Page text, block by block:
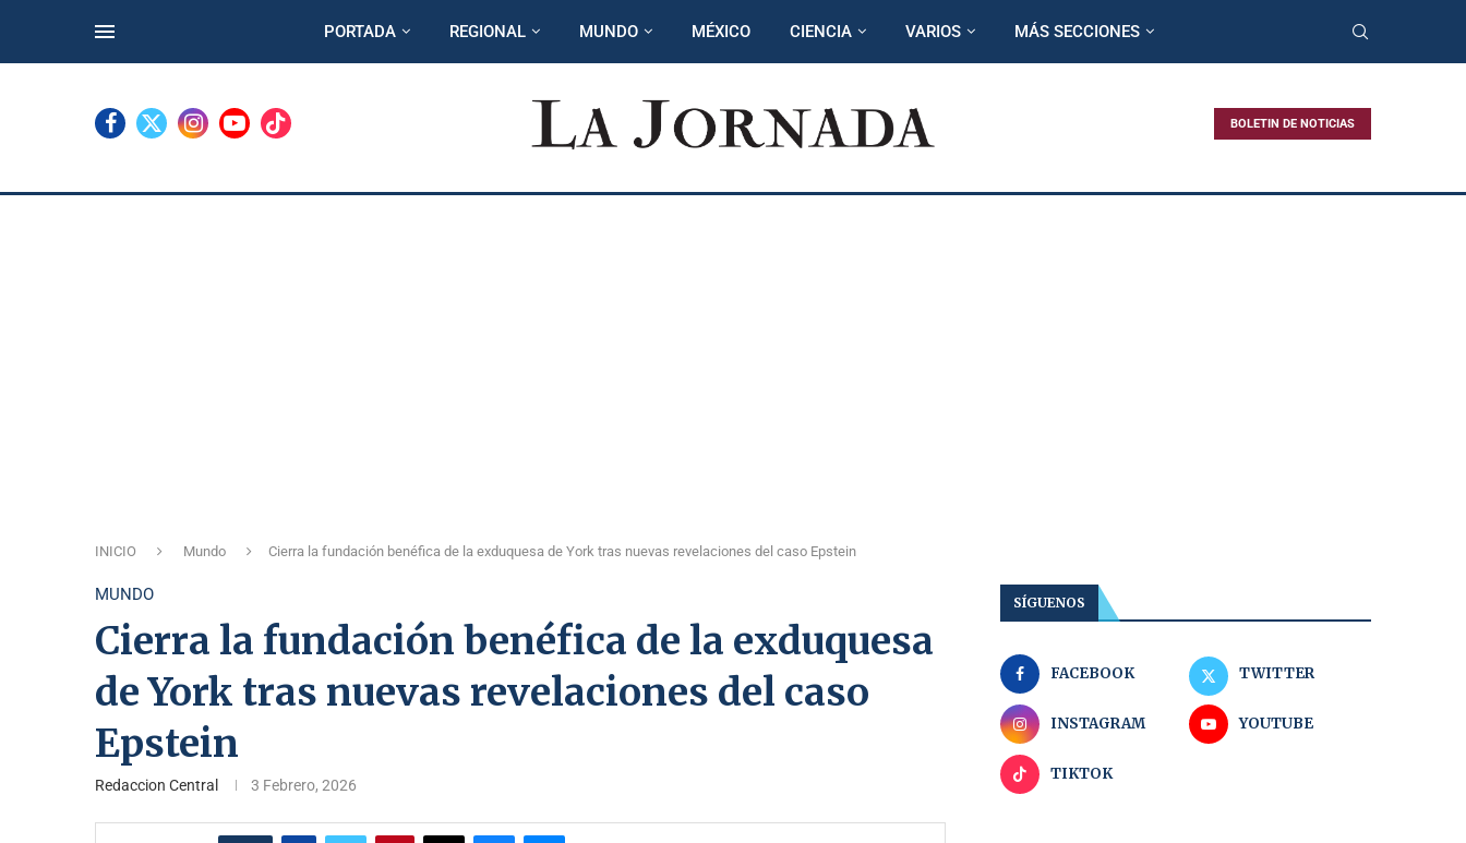
PORTADA REGIONAL MUNDO MÉXICO CIENCIA VARIOS MÁS SECCIONES
BOLETIN DE NOTICIAS
INICIO Mundo Cierra la fundación benéfica de la exduquesa de York tras nuevas revelaciones del caso Epstein
MUNDO
Cierra la fundación benéfica de la exduquesa
de York tras nuevas revelaciones del caso
Epstein
Redaccion Central 3 Febrero, 2026
SÍGUENOS
FACEBOOK TWITTER
INSTAGRAM YOUTUBE
TIKTOK